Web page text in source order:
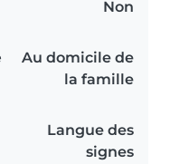
Non
Au domicile de
la famille
Langue des
signes